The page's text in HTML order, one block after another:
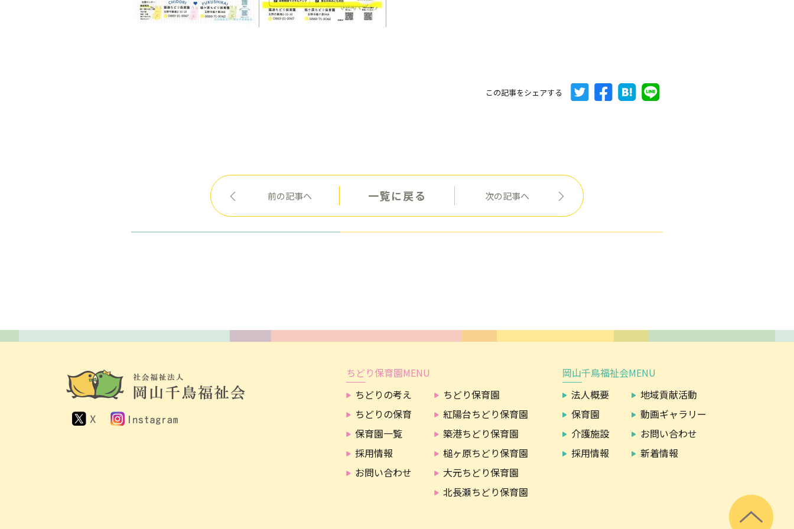
この記事をシェアする
前の記事へ 一覧に戻る 次の記事へ
ちどり保育園MENU
ちどりの考え
ちどりの保育
保育園一覧
採用情報
お問い合わせ
ちどり保育園
紅陽台ちどり保育園
築港ちどり保育園
槌ヶ原ちどり保育園
大元ちどり保育園
北長瀬ちどり保育園
岡山千鳥福祉会MENU
法人概要
保育園
介護施設
採用情報
地域貢献活動
動画ギャラリー
お問い合わせ
新着情報